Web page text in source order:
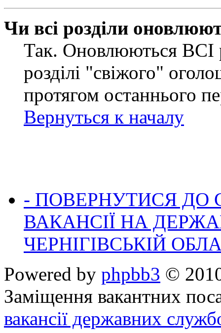
Чи всі розділи
Так. Оновлюються ВСІ
розділі "свіжого"
протягом останнього
Вернуться к началу
- ПОВЕРНУТИСЯ ДО
ВАКАНСІЇ НА
ЧЕРНІГІВСЬКІЙ
Powered by phpbb3 ©
Заміщення вакантних
вакансії державних